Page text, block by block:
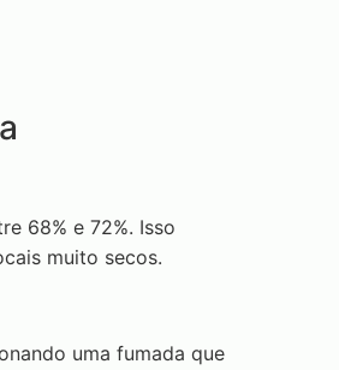
68% e 72%. Isso
muito secos.
uma fumada que